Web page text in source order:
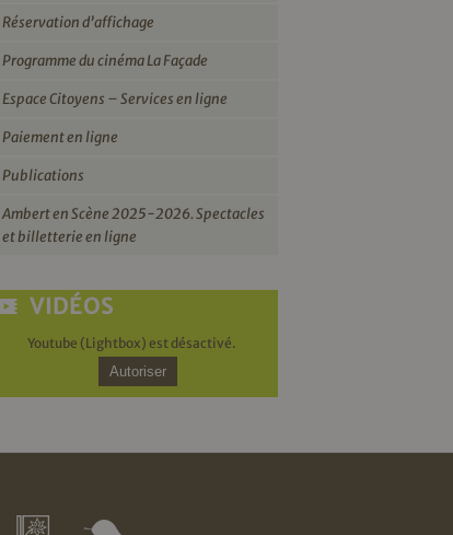
Réservation d’affichage
Programme du cinéma La Façade
Espace Citoyens – Services en ligne
Paiement en ligne
Publications
Ambert en Scène 2025-2026. Spectacles
et billetterie en ligne
VIDÉOS
Youtube (Lightbox) est désactivé.
Autoriser